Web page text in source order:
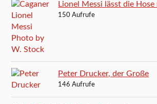
Lionel Messi lässt die
150 Aufrufe
Peter Drucker, der Große
146 Aufrufe